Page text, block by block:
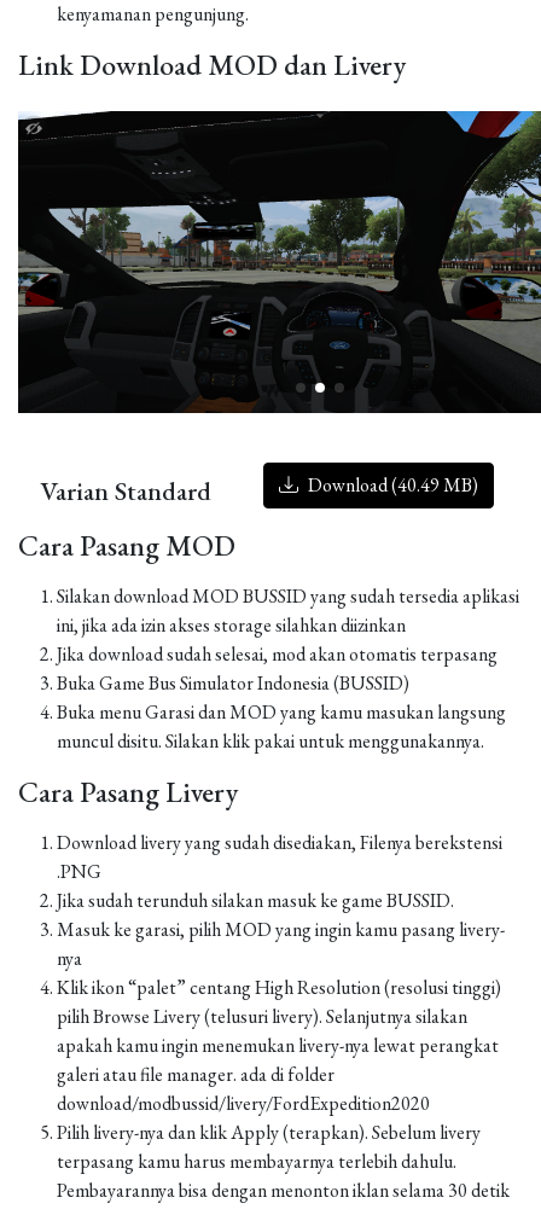
kenyamanan pengunjung.
Link Download MOD dan Livery
Varian Standard Download (40.49 MB)
Cara Pasang MOD
Silakan download MOD BUSSID yang sudah tersedia aplikasi
ini, jika ada izin akses storage silahkan diizinkan
Jika download sudah selesai, mod akan otomatis terpasang
Buka Game Bus Simulator Indonesia (BUSSID)
Buka menu Garasi dan MOD yang kamu masukan langsung
muncul disitu. Silakan klik pakai untuk menggunakannya.
Cara Pasang Livery
Download livery yang sudah disediakan, Filenya berekstensi
.PNG
Jika sudah terunduh silakan masuk ke game BUSSID.
Masuk ke garasi, pilih MOD yang ingin kamu pasang livery-
nya
Klik ikon “palet” centang High Resolution (resolusi tinggi)
pilih Browse Livery (telusuri livery). Selanjutnya silakan
apakah kamu ingin menemukan livery-nya lewat perangkat
galeri atau file manager. ada di folder
download/modbussid/livery/FordExpedition2020
Pilih livery-nya dan klik Apply (terapkan). Sebelum livery
terpasang kamu harus membayarnya terlebih dahulu.
Pembayarannya bisa dengan menonton iklan selama 30 detik